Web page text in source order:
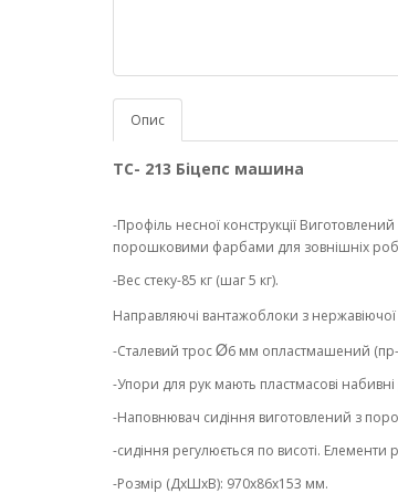
Опис
ТС- 213 Біцепс машина
-Профіль несної конструкції
порошковими фарбами для зовнішніх
-Вес стеку-85 кг (шаг 5 кг).
Направляючі вантажоблоки з нержавіючої
-Сталевий тросØ6 мм опластмашений
-Упори для рук мають пластмасові набивні
-Наповнювач сидіння виготовлений з
-сидіння регулюється по висоті. Елементи
-Розмір (ДхШхВ): 970х86х153 мм.